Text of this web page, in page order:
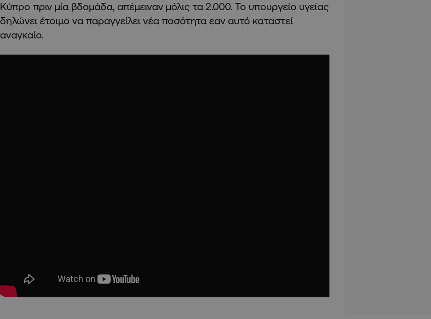
Κύπρο πριν μία βδομάδα, απέμειναν μόλις τα 2.000. Το υπουργείο υγείας
δηλώνει έτοιμο να παραγγείλει νέα ποσότητα εαν αυτό καταστεί
αναγκαίο.